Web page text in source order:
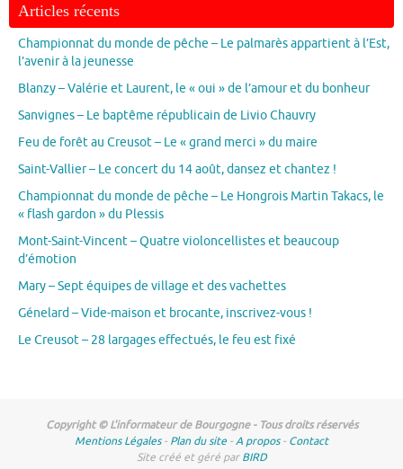
Articles récents
Championnat du monde de pêche – Le palmarès appartient à l’Est,
l’avenir à la jeunesse
Blanzy – Valérie et Laurent, le « oui » de l’amour et du bonheur
Sanvignes – Le baptême républicain de Livio Chauvry
Feu de forêt au Creusot – Le « grand merci » du maire
Saint-Vallier – Le concert du 14 août, dansez et chantez !
Championnat du monde de pêche – Le Hongrois Martin Takacs, le
« flash gardon » du Plessis
Mont-Saint-Vincent – Quatre violoncellistes et beaucoup
d’émotion
Mary – Sept équipes de village et des vachettes
Génelard – Vide-maison et brocante, inscrivez-vous !
Le Creusot – 28 largages effectués, le feu est fixé
Copyright © L'informateur de Bourgogne - Tous droits réservés
Mentions Légales- Plan du site -A propos- Contact
Site créé et géré parBIRD